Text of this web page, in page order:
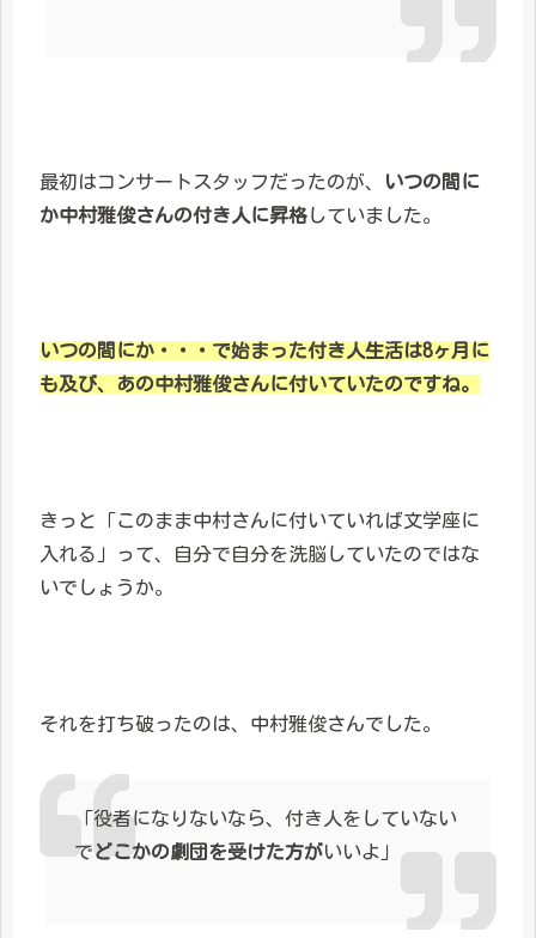
最初はコンサートスタッフだったのが、
いつの間に
か中村雅俊さんの付き人に昇格していました。
いつの間にか・・・で始まった付き人生活は8ヶ月に
も及び、あの中村雅俊さんに付いていたのですね。
きっと「このまま中村さんに付いていれば文学座に
入れる」って、自分で自分を洗脳していたのではな
いでしょうか。
それを打ち破ったのは、中村雅俊さんでした。
「役者になりないなら、付き人をしていない
でどこかの劇団を受けた方がいいよ」